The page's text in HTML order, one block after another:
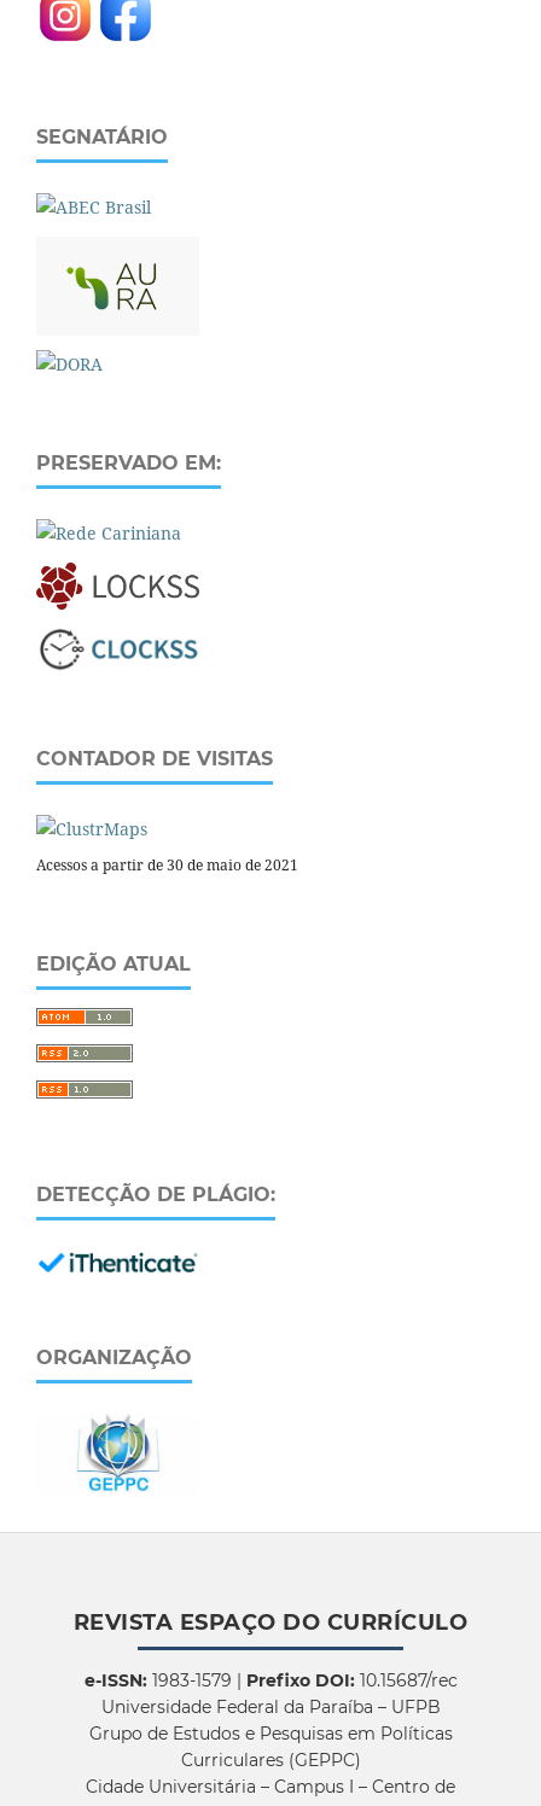
SEGNATÁRIO
PRESERVADO EM:
CONTADOR DE VISITAS
Acessos a partir de 30 de maio de 2021
EDIÇÃO ATUAL
DETECÇÃO DE PLÁGIO:
ORGANIZAÇÃO
REVISTA ESPAÇO DO CURRÍCULO
e-ISSN:1983-1579 | Prefixo DOI:10.15687/rec
Universidade Federal da Paraíba – UFPB
Grupo de Estudos e Pesquisas em Políticas
Curriculares (GEPPC)
Cidade Universitária – Campus I – Centro de